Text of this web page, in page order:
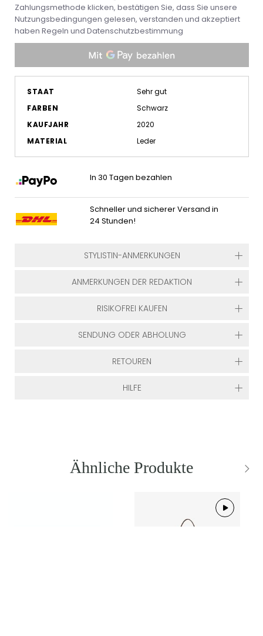
Zahlungsmethode klicken, bestätigen Sie, dass Sie unsere
Nutzungsbedingungen gelesen, verstanden und akzeptiert
haben Regeln und Datenschutzbestimmung
STAAT
Sehr gut
FARBEN
Schwarz
KAUFJAHR
2020
MATERIAL
Leder
In 30 Tagen bezahlen
Schneller und sicherer Versand in
24 Stunden!
STYLISTIN-ANMERKUNGEN
ANMERKUNGEN DER REDAKTION
RISIKOFREI KAUFEN
SENDUNG ODER ABHOLUNG
RETOUREN
HILFE
Ähnliche Produkte